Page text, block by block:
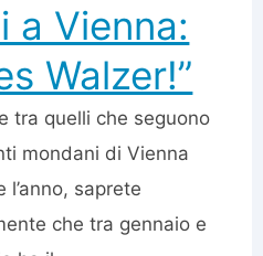
a Vienna:
Walzer!”
tra quelli che seguono
mondani di Vienna
l’anno, saprete
che tra gennaio e